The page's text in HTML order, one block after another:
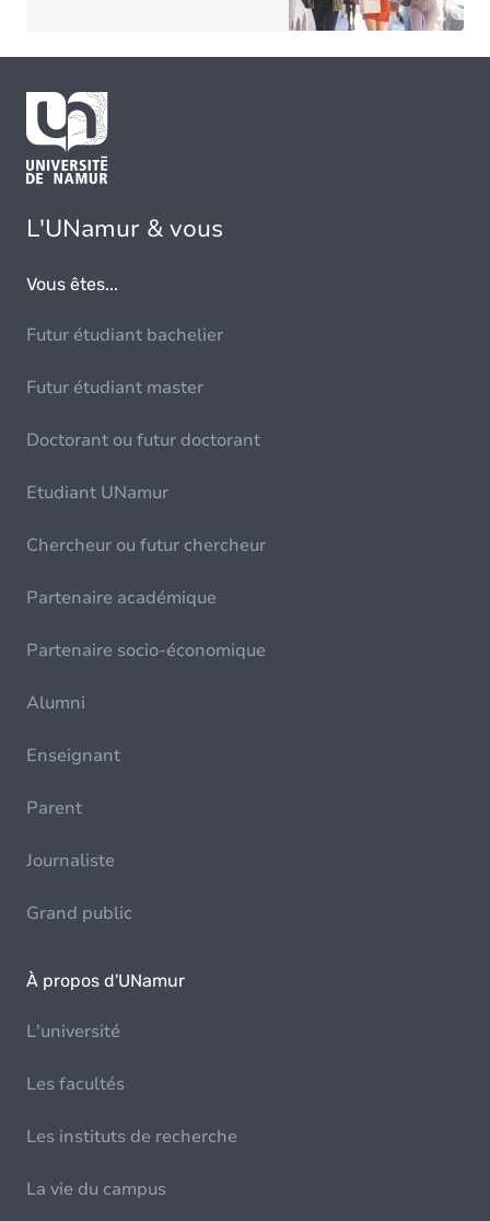
L'UNamur & vous
Vous êtes...
Futur étudiant bachelier
Futur étudiant master
Doctorant ou futur doctorant
Etudiant UNamur
Chercheur ou futur chercheur
Partenaire académique
Partenaire socio-économique
Alumni
Enseignant
Parent
Journaliste
Grand public
À propos d'UNamur
L'université
Les facultés
Les instituts de recherche
La vie du campus